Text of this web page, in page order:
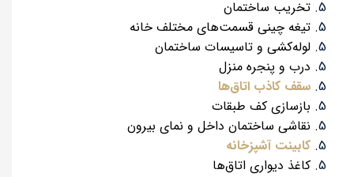
تخریب ساختمان
تیغه چینی قسمت‌های مختلف خانه
لوله‌کشی و تاسیسات ساختمان
درب و پنجره منزل
سقف کاذب اتاق‌ها
بازسازی کف طبقات
نقاشی ساختمان داخل و نمای بیرون
کابینت آشپزخانه
کاغذ دیواری اتاق‌ها